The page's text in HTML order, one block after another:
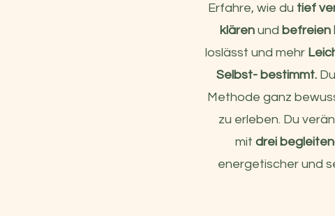
Erfahre, wie du tief
klären und befreien
loslässt und mehr
Selbst- bestimmt.
Methode ganz
zu erleben. Du
mit drei
energetischer und